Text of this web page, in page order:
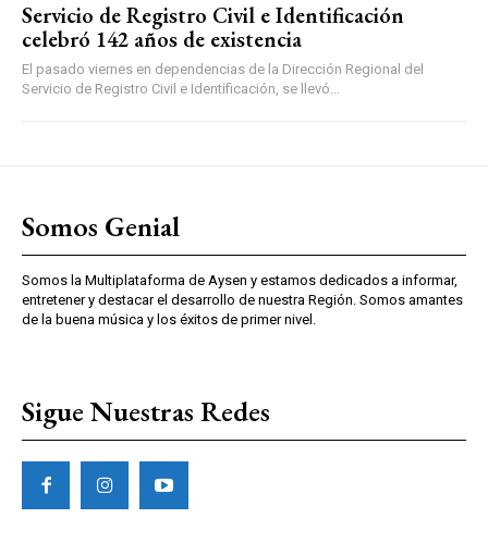
Servicio de Registro Civil e Identificación
celebró 142 años de existencia
El pasado viernes en dependencias de la Dirección Regional del
Servicio de Registro Civil e Identificación, se llevó...
Somos Genial
Somos la Multiplataforma de Aysen y estamos dedicados a informar,
entretener y destacar el desarrollo de nuestra Región. Somos amantes
de la buena música y los éxitos de primer nivel.
Sigue Nuestras Redes